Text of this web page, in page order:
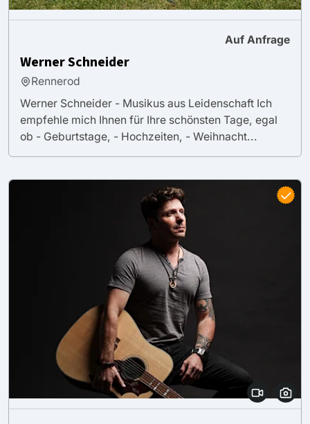
Auf Anfrage
Werner Schneider
Rennerod
Werner Schneider - Musikus aus Leidenschaft Ich
empfehle mich Ihnen für Ihre schönsten Tage, egal
ob - Geburtstage, - Hochzeiten, - Weihnacht...